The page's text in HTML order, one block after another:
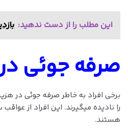
این مطلب را از دست ندهید:
صرفه جوئی
برخی افراد به خاطر صرفه جوئی در
را نادیده میگیرند. این افراد از
هستند.